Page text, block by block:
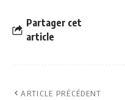
Partager cet
article
ARTICLE PRÉCÉDENT